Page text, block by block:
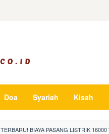
Doa Syariah Kisah
TERBARU! BIAYA PASANG LISTRIK